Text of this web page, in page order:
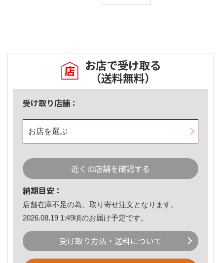
お店で受け取る
（送料無料）
受け取り店舗：
お店を選ぶ
近くの店舗を確認する
納期目安：
店舗在庫不足の為、取り寄せ注文となります。
2026.08.19 1:49頃のお届け予定です。
受け取り方法・送料について